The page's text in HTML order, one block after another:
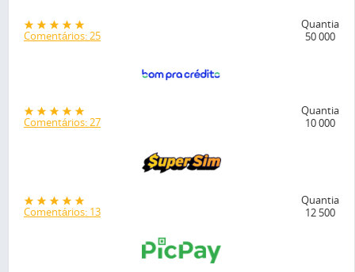
Comentários: 25
Quantia
50 000
Comentários: 27
Quantia
10 000
Comentários: 13
Quantia
12 500